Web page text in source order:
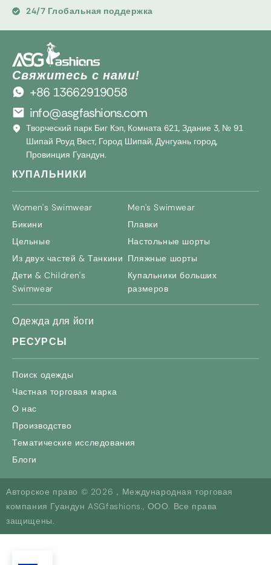
24/7 Глобальная поддержка
Свяжитесь с нами!
+86 13662919058
info@asgfashions.com
Творческий парк Биг Кэп, Комната 621, Здание 3, № 91
Шипай Роуд Вест, Город Шипай, Дунгуань город,
Провинция Гуандун.
КУПАЛЬНИКИ
Women's Swimwear
Бикини
Цельные
Из двух частей & Танкини
Дети &Children's
Swimwear
Men's Swimwear
Плавки
Настольные шорты
Пляжные шорты
Купальники больших
размеров
Одежда для йоги
РЕСУРСЫ
Поиск одежды
Частная торговая марка
О нас
Производство
Тематические исследования
Блоги
Авторское право © 2026，Международная торговая
компания Гуандун ASGfashions., ООО. Все права
защищены.